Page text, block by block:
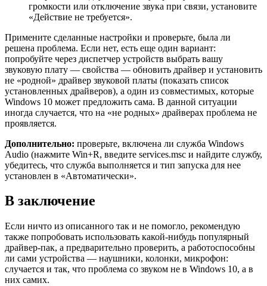
громкости или отключение звука при связи, установите
«Действие не требуется».
Примените сделанные настройки и проверьте, была ли
решена проблема. Если нет, есть еще один вариант:
попробуйте через диспетчер устройств выбрать вашу
звуковую плату — свойства — обновить драйвер и установить
не «родной» драйвер звуковой платы (показать список
установленных драйверов), а один из совместимых, которые
Windows 10 может предложить сама. В данной ситуации
иногда случается, что на «не родных» драйверах проблема не
проявляется.
Дополнительно: проверьте, включена ли служба Windows
Audio (нажмите Win+R, введите services.msc и найдите службу,
убедитесь, что служба выполняется и тип запуска для нее
установлен в «Автоматически».
В заключение
Если ничто из описанного так и не помогло, рекомендую
также попробовать использовать какой-нибудь популярный
драйвер-пак, а предварительно проверить, а работоспособны
ли сами устройства — наушники, колонки, микрофон:
случается и так, что проблема со звуком не в Windows 10, а в
них самих.